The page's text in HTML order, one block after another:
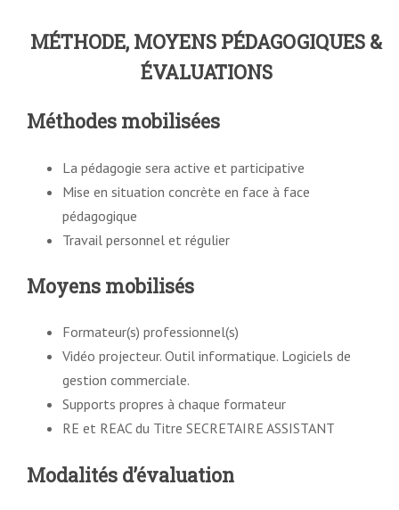
MÉTHODE, MOYENS PÉDAGOGIQUES &
ÉVALUATIONS
Méthodes mobilisées
La pédagogie sera active et participative
Mise en situation concrète en face à face
pédagogique
Travail personnel et régulier
Moyens mobilisés
Formateur(s) professionnel(s)
Vidéo projecteur. Outil informatique. Logiciels de
gestion commerciale.
Supports propres à chaque formateur
RE et REAC du Titre SECRETAIRE ASSISTANT
Modalités d’évaluation